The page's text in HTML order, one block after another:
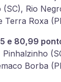
Rio
Terra Roxa
e 80,99
Pinhalzinho
Borba